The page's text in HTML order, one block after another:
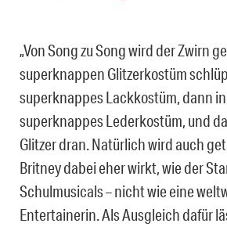
„Von Song zu Song wird der Zwirn
superknappen Glitzerkostüm
superknappes Lackkostüm, dann
superknappes Lederkostüm, und
Glitzer dran. Natürlich wird auch
Britney dabei eher wirkt, wie der
Schulmusicals – nicht wie eine
Entertainerin. Als Ausgleich dafür